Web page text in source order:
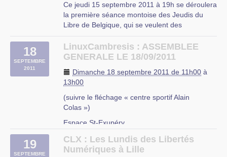
Cajou 2.0
5, impasse du Logis du Roy à Amiens.
Ce jeudi 15 septembre 2011 à 19h se déroulera
la première séance montoise des Jeudis du
Libre de Belgique, qui se veulent des
Libres.
Les rencontres montoises se dérouleront
organisées dans des locaux (…)
Université de Mons, Campus Plaine de Nimy,
avenue Maistriau, Grands Amphithéâtres,
Auditoire Curie
18
SEPTEMBRE
2011
LinuxCambresis : ASSEMBLEE
GENERALE LE 18/09/2011
Dimanche 18 septembre 2011 de 11h00 à
13h00
(suivre le fléchage « centre sportif Alain
Colas »)
Espace St-Exupéry
19
SEPTEMBRE
CLX : Les Lundis des Libertés
Numériques à Lille